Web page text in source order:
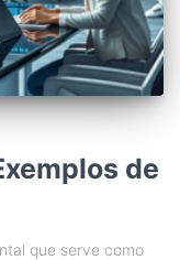
de
que serve como